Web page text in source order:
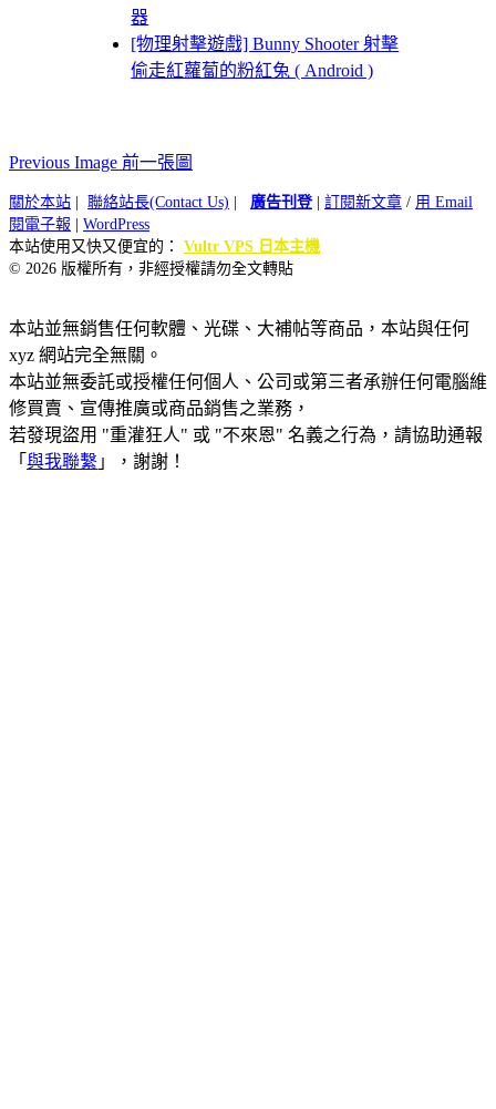
器
[物理射擊遊戲] Bunny Shooter 射擊
偷走紅蘿蔔的粉紅兔 ( Android )
Previous Image 前一張圖
關於本站 聯絡站長(Contact Us) 廣告刊登| 訂閱新文章 / 用 Email
閱電子報
WordPress
本站使用又快又便宜的： Vultr VPS 日本主機
© 2026 版權所有，非經授權請勿全文轉貼
本站並無銷售任何軟體、光碟、大補帖等商品，本站與任何
xyz 網站完全無關。
本站並無委託或授權任何個人、公司或第三者承辦任何電腦維
修買賣、宣傳推廣或商品銷售之業務，
若發現盜用 "重灌狂人" 或 "不來恩" 名義之行為，請協助通報
「 與我聯繫 」，謝謝！